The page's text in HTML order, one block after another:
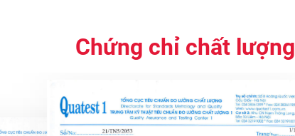
Chứng chỉ chất lượng